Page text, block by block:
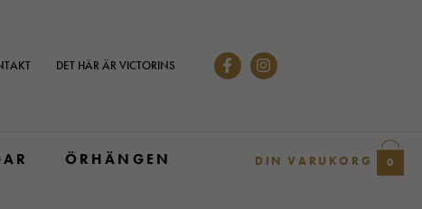
DET HÄR ÄR VICTORINS
ÖRHÄNGEN DIN VARUKORG 0